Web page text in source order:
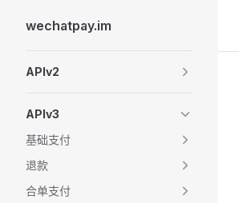
Skip to content
wechatpay.im
APIv2
APIv3
基础支付
退款
合单支付